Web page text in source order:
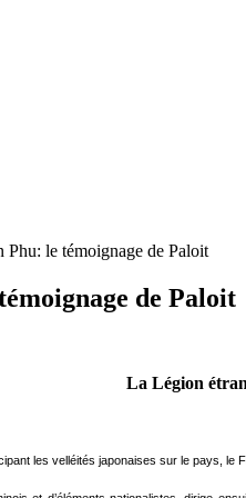
le témoignage de Paloit
de Paloit
La Légion
les velléités japonaises sur le pays, le